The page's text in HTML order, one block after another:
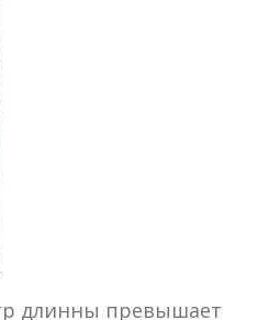
длинны превышает